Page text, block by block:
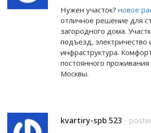
Нужен участок? новое
отличное решение для
загородного дома.
подъезд, электричество
инфраструктура.
постоянного
Москвы.
kvartiry-spb 523 -